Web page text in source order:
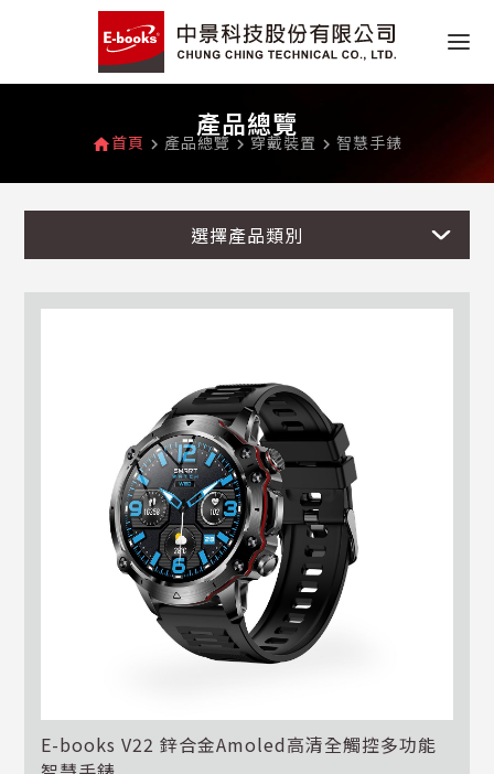
產品總覽
home首頁 navigate_next 產品總覽 navigate_next 穿戴裝置 navigate_next 智慧手錶
選擇產品類別
E-books V22 鋅合金Amoled高清全觸控多功能